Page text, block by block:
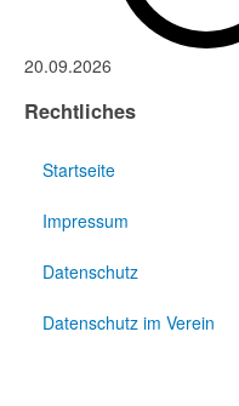
20.09.2026
Rechtliches
Startseite
Impressum
Datenschutz
Datenschutz im Verein